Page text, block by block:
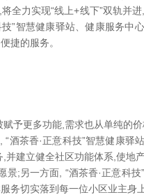
全力实现“线上+线下”双轨并
”智慧健康驿站、健康服务中
捷的服务。
更多功能,需求也从单纯的价
酒茶香·正意科技”智慧健康驿
并建立健全社区功能体系,使地
景;另一方面, “酒茶香·正意科技
务切实落到每一位小区业主身上